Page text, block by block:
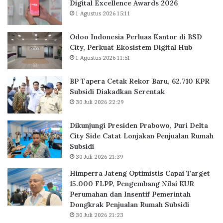
u
h
o
r
B
a
r
u
,
6
2
.
7
1
0
K
R
S
u
Digital Excellence Awards 2026
1 Agustus 2026 15:11
Odoo Indonesia Perluas Kantor di BSD
City, Perkuat Ekosistem Digital Hub
1 Agustus 2026 11:51
BP Tapera Cetak Rekor Baru, 62.710 KPR
Subsidi Diakadkan Serentak
30 Juli 2026 22:29
Dikunjungi Presiden Prabowo, Puri Delta
City Side Catat Lonjakan Penjualan Rumah
Subsidi
30 Juli 2026 21:39
Himperra Jateng Optimistis Capai Target
15.000 FLPP, Pengembang Nilai KUR
Perumahan dan Insentif Pemerintah
Dongkrak Penjualan Rumah Subsidi
30 Juli 2026 21:23